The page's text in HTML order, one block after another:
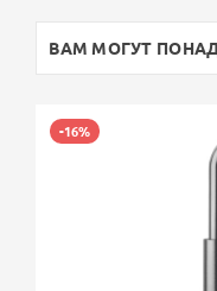
ВАМ МОГУТ
-16%